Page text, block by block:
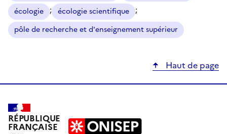
écologie ; écologie scientifique ;
pôle de recherche et d'enseignement supérieur
Haut de page
RÉPUBLIQUE
FRANÇAISE